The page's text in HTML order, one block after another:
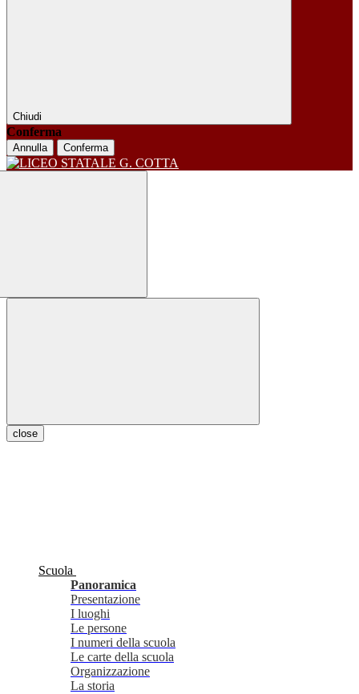
Chiudi
Conferma
Annulla Conferma
close
Scuola
Panoramica
Presentazione
I luoghi
Le persone
I numeri della scuola
Le carte della scuola
Organizzazione
La storia